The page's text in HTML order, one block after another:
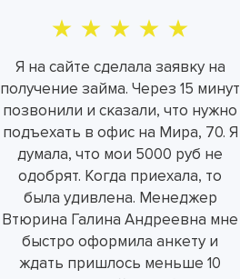
Я на сайте сделала заявку на
получение займа. Через 15 минут
позвонили и сказали, что нужно
подъехать в офис на Мира, 70. Я
думала, что мои 5000 руб не
одобрят. Когда приехала, то
была удивлена. Менеджер
Втюрина Галина Андреевна мне
быстро оформила анкету и
ждать пришлось меньше 10